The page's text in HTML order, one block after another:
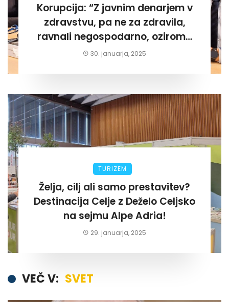
Korupcija: “Z javnim denarjem v
zdravstvu, pa ne za zdravila,
ravnali negospodarno, oziroma
za lastni žep. Tokrat na Žalskem«
30. januarja, 2025
TURIZEM
Želja, cilj ali samo prestavitev?
Destinacija Celje z Deželo Celjsko
na sejmu Alpe Adria!
29. januarja, 2025
VEČ V: SVET